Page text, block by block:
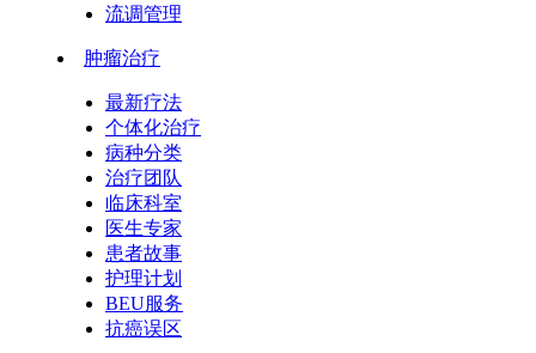
流调管理
肿瘤治疗
最新疗法
个体化治疗
病种分类
治疗团队
临床科室
医生专家
患者故事
护理计划
BEU服务
抗癌误区